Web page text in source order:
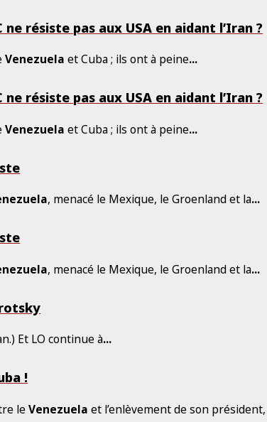
résiste pas aux USA en aidant l’Iran ?
Venezuela et Cuba ; ils ont à peine...
résiste pas aux USA en aidant l’Iran ?
Venezuela et Cuba ; ils ont à peine...
, menacé le Mexique, le Groenland et la...
, menacé le Mexique, le Groenland et la...
Et LO continue à...
!
leVenezuela et l’enlèvement de son